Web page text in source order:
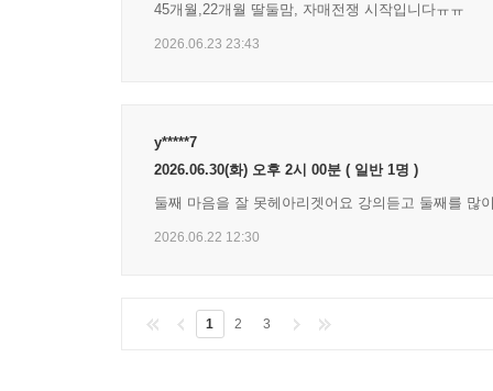
갈등 상황을 두 아이의 유대감으로 발전시키는
고유한 정체성과 자존감을 잃지 않도록 돕는
중심을 잘 잡지 못하면 자칫 아이의 다양한 능력
부모들은 아이들 모두에게 똑같이 대하는 것이
것은 잘못된 육아다. 첫째 아이와 둘째 아이가 가
그 길잡이가 되어줄 것이다.
자존감을 방해한다. 이런 경험은 어른이 된 뒤
45개월,22개월 딸둘맘, 자매전쟁 시작입니다ㅠㅠ
2026.06.23 23:43
y*****7
2026.06.30(화) 오후 2시 00분 ( 일반 1명 )
둘째 마음을 잘 못헤아리겟어요 강의듣고 둘째를 많
2026.06.22 12:30
1 2 3